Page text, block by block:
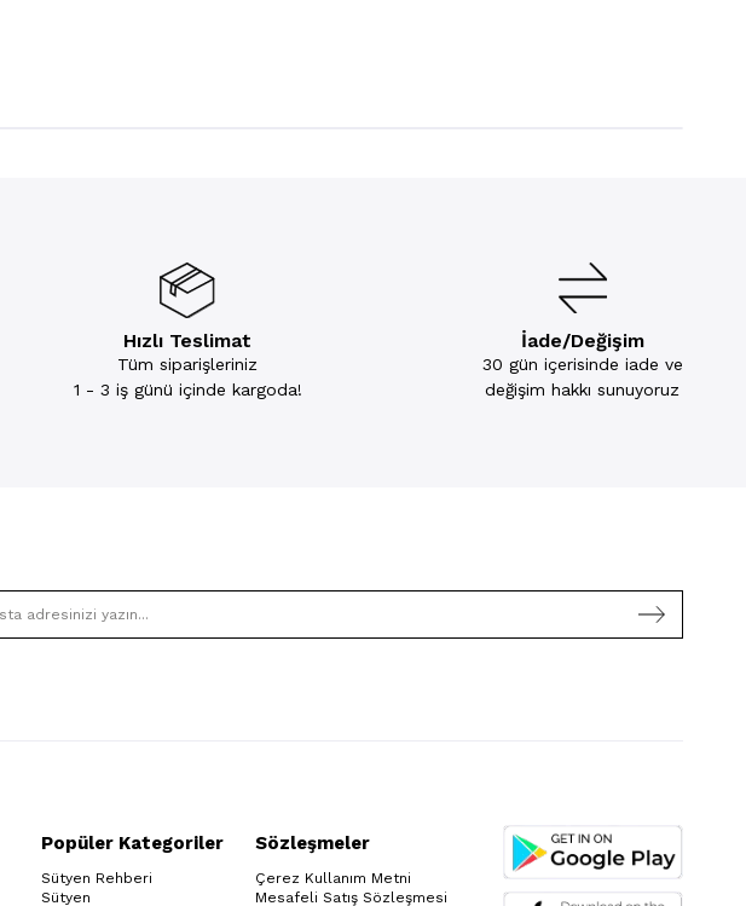
Hızlı Teslimat
Tüm siparişleriniz
1 - 3 iş günü içinde kargoda!
İade/Değişim
30 gün içerisinde iade ve
değişim hakkı sunuyoruz
Popüler Kategoriler
Sütyen Rehberi
Sütyen
Sözleşmeler
Çerez Kullanım Metni
Mesafeli Satış Sözleşmesi